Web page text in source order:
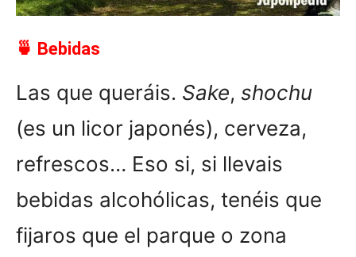
🍵 Bebidas
Las que queráis. Sake, shochu
(es un licor japonés), cerveza,
refrescos… Eso si, si llevais
bebidas alcohólicas, tenéis que
fijaros que el parque o zona